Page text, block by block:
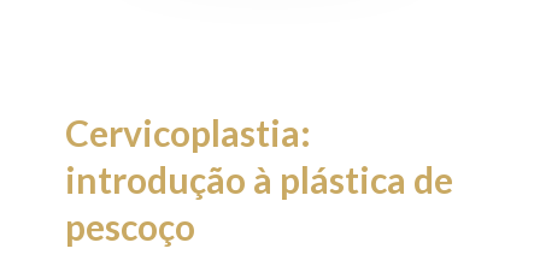
Cervicoplastia:
introdução à plástica de
pescoço